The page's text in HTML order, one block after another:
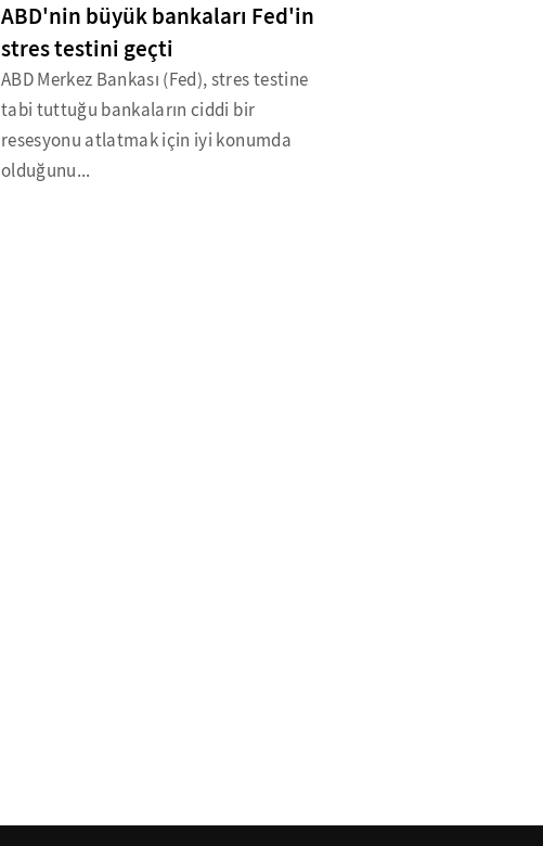
ABD'nin büyük bankaları Fed'in
stres testini geçti
ABD Merkez Bankası (Fed), stres testine
tabi tuttuğu bankaların ciddi bir
resesyonu atlatmak için iyi konumda
olduğunu...